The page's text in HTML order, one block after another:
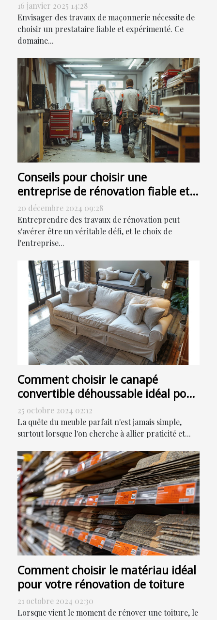
16 janvier 2025 14:28
Envisager des travaux de maçonnerie nécessite de
choisir un prestataire fiable et expérimenté. Ce
domaine...
Conseils pour choisir une
entreprise de rénovation fiable et
expérimentée
20 décembre 2024 09:28
Entreprendre des travaux de rénovation peut
s'avérer être un véritable défi, et le choix de
l'entreprise...
Comment choisir le canapé
convertible déhoussable idéal pour
votre maison
25 octobre 2024 02:12
La quête du meuble parfait n'est jamais simple,
surtout lorsque l'on cherche à allier praticité et...
Comment choisir le matériau idéal
pour votre rénovation de toiture
21 octobre 2024 02:30
Lorsque vient le moment de rénover une toiture, le